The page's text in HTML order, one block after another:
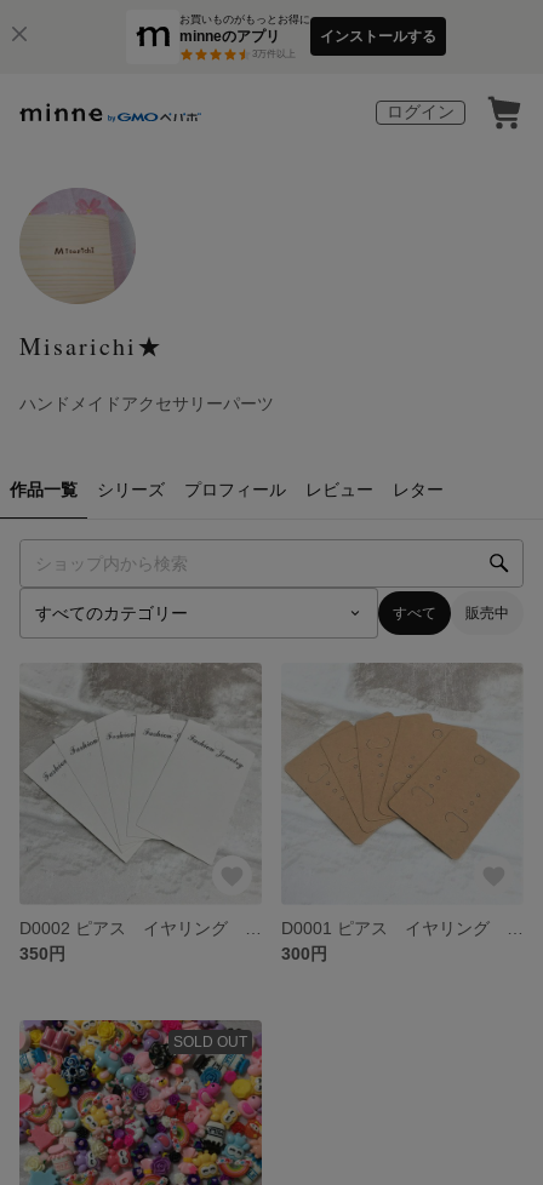
お買いものがもっとお得に
minneのアプリ
3万件以上
インストールする
ログイン
Misarichi★
ハンドメイドアクセサリーパーツ
作品一覧 シリーズ プロフィール レビュー レター
すべて 販売中
350円
300円
SOLD OUT